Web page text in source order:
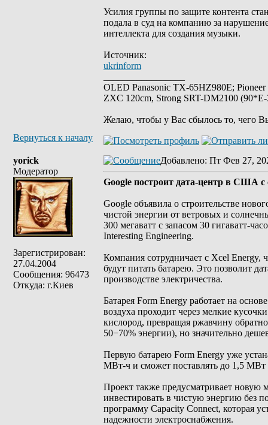
Усилия группы по защите контента
подала в суд на компанию за
интеллекта для создания музыки.
Источник:
ukrinform
OLED Panasonic TX-65HZ980E;
ZXC 120cm, Strong SRT-DM2100
Желаю, чтобы у Вас сбылось то, чего
Вернуться к началу
yorick
Модератор
Зарегистрирован:
27.04.2004
Сообщения: 96473
Откуда: г.Киев
Добавлено: Пт Фев 27,
Google построит дата-центр в США
Google объявила о строительстве
чистой энергии от ветровых и
300 мегаватт с запасом 30 гигаватт-
Interesting Engineering.
Компания сотрудничает с Xcel
будут питать батарею. Это позволит
производстве электричества.
Батарея Form Energy работает на
воздуха проходит через мелкие
кислород, превращая ржавчину
50−70% энергии), но значительно
Первую батарею Form Energy уже
МВт-ч и сможет поставлять до 1,5 МВт
Проект также предусматривает новую
инвестировать в чистую энергию без
программу Capacity Connect, которая
надежности электроснабжения.